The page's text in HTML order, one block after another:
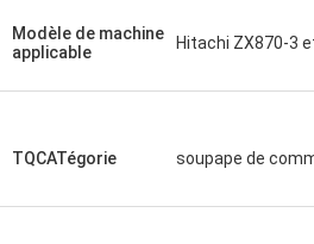
à
Modèle de machine
applicable
Hitachi ZX870-3
TQCATégorie soupape de